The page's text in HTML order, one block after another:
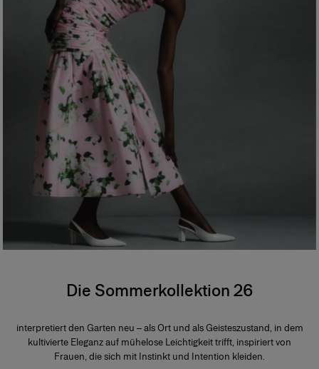
Die Sommerkollektion 26
interpretiert den Garten neu – als Ort und als Geisteszustand, in dem
kultivierte Eleganz auf mühelose Leichtigkeit trifft, inspiriert von
Frauen, die sich mit Instinkt und Intention kleiden.